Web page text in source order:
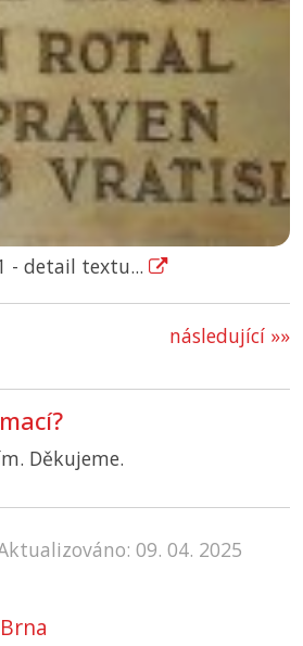
- detail textu...
následující »»
Děkujeme.
09. 04. 2025